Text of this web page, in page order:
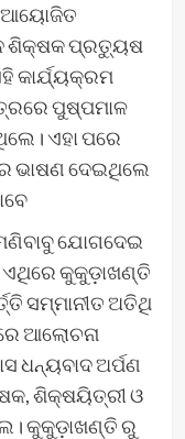
ଆୟୋଜିତ
ଶିକ୍ଷକ ପ୍ରତ୍ୟୁଷ
କାର୍ଯ୍ୟକ୍ରମ
ପୁଷ୍ପମାଳ
ଏହା ପରେ
ଭାଷଣ ଦେଇଥିଲେ
ଯୋଗଦେଇ
କୁକୁଡ଼ାଖଣ୍ତି
ସମ୍ମାନୀତ ଅତିଥି
ଆଲୋଚନା
ଧନ୍ୟବାଦ ଅର୍ପଣ
ଶିକ୍ଷୟିତ୍ରୀ ଓ
କୁକୁଡ଼ାଖଣ୍ତି ରୁ